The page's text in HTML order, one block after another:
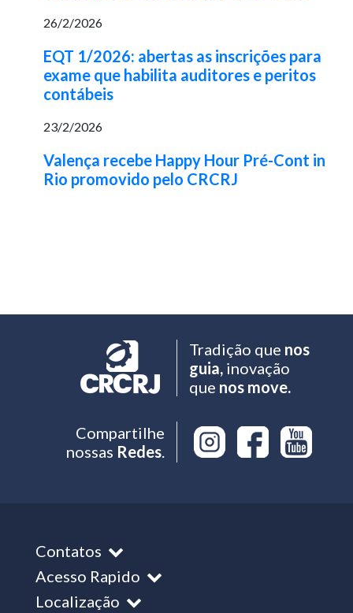
26/2/2026
EQT 1/2026: abertas as inscrições para
exame que habilita auditores e peritos
contábeis
23/2/2026
Valença recebe Happy Hour Pré-Cont in
Rio promovido pelo CRCRJ
Tradição que nos
guia,inovação
que nos move.
Compartilhe
nossas Redes.
Contatos
Acesso Rapido
Localização